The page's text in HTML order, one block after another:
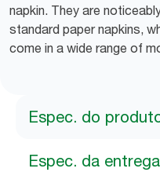
napkin. They are
standard paper napkins,
come in a wide range of
Espec. do
Espec. da entrega